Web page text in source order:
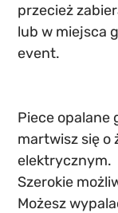
przecież
lub w miejsca
event.
Piece opalane
martwisz się o
elektrycznym.
Szerokie
Możesz